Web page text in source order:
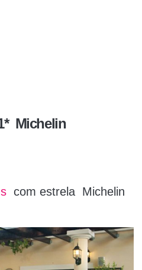
Michelin
com estrela Michelin